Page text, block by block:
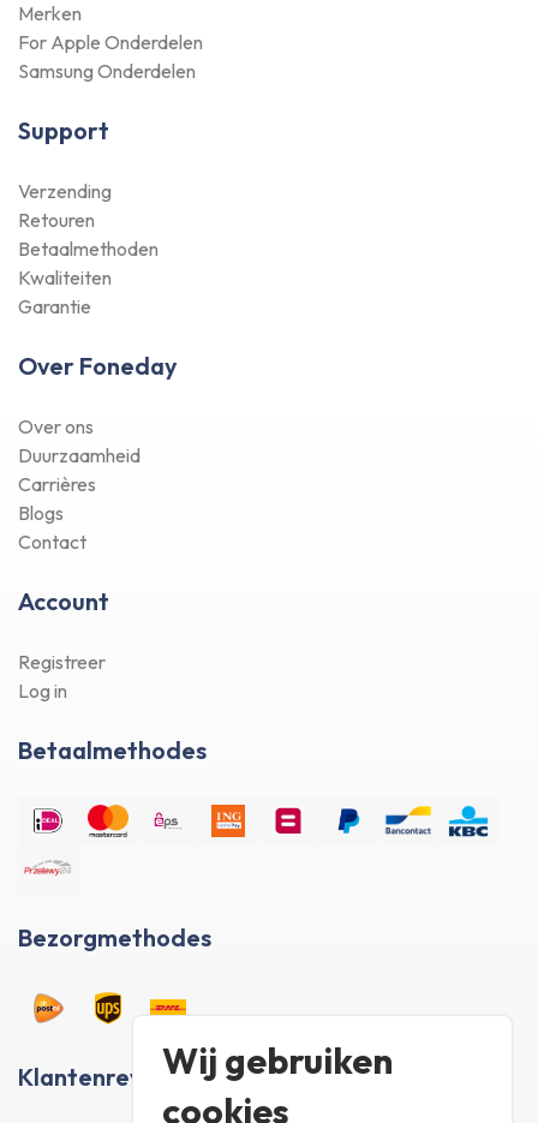
Merken
For Apple Onderdelen
Samsung Onderdelen
Support
Verzending
Retouren
Betaalmethoden
Kwaliteiten
Garantie
Over Foneday
Over ons
Duurzaamheid
Carrières
Blogs
Contact
Account
Registreer
Log in
Betaalmethodes
Bezorgmethodes
KlantenreviewsWij gebruiken
cookies